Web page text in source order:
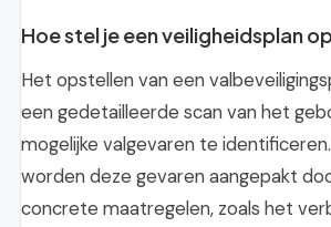
Hoe stel je een veiligheidsplan
Het opstellen van een
een gedetailleerde scan van het
mogelijke valgevaren te
worden deze gevaren aangepakt
concrete maatregelen, zoals het